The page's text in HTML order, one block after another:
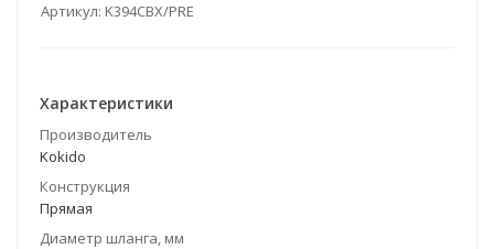
Артикул: K394CBX/PRE
Характеристики
Производитель
Kokido
Конструкция
Прямая
Диаметр шланга, мм